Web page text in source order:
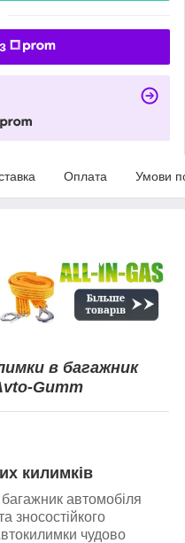
Оплата Умови
в багажник
Gumm
килимків
автомобіля
зносостійкого
чудово